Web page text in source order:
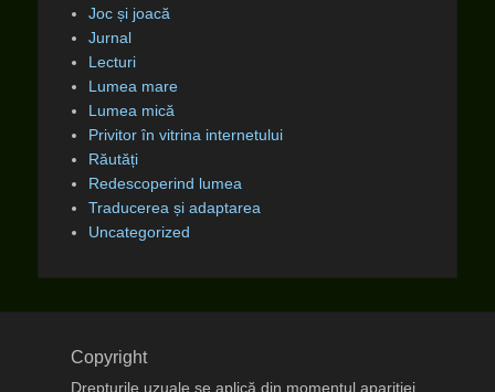
Joc și joacă
Jurnal
Lecturi
Lumea mare
Lumea mică
Privitor în vitrina internetului
Răutăți
Redescoperind lumea
Traducerea și adaptarea
Uncategorized
Copyright
Drepturile uzuale se aplică din momentul apariţiei